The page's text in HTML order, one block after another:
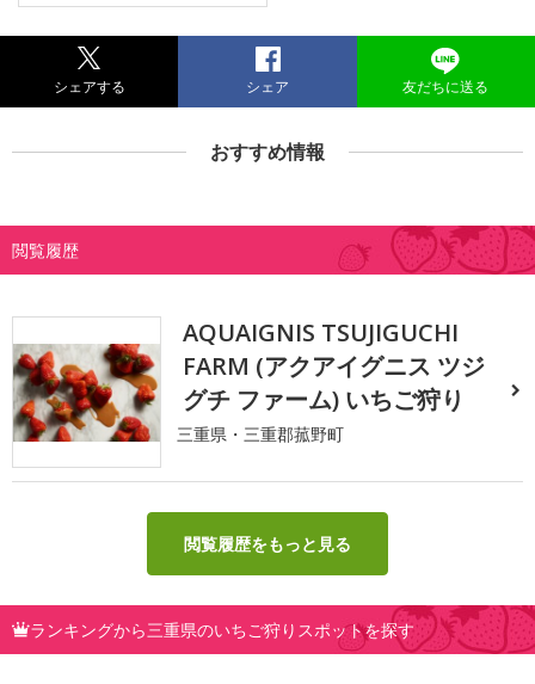
シェアする シェア 友だちに送る
おすすめ情報
閲覧履歴
AQUAIGNIS TSUJIGUCHI
FARM (アクアイグニス ツジ
グチ ファーム) いちご狩り
三重県・三重郡菰野町
閲覧履歴をもっと見る
ランキングから三重県のいちご狩りスポットを探す